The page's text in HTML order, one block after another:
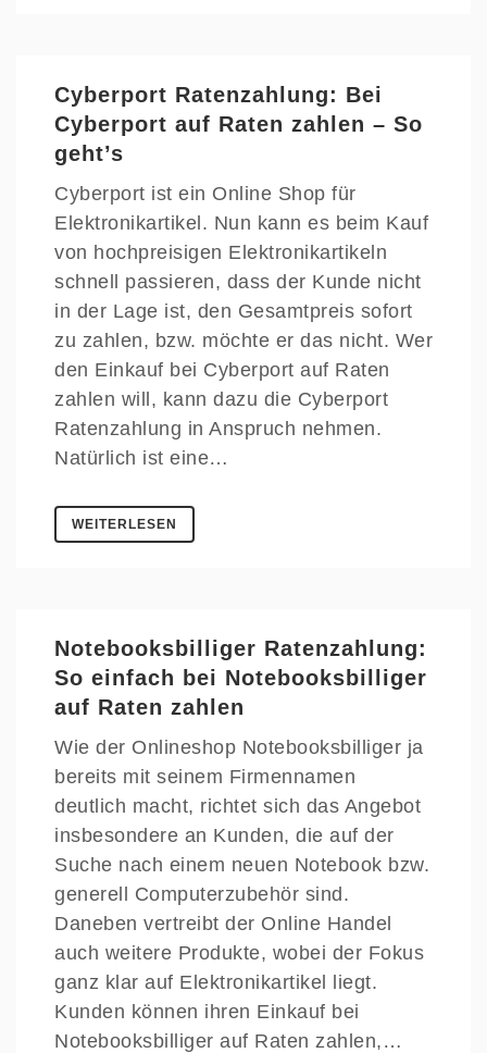
Cyberport Ratenzahlung: Bei
Cyberport auf Raten zahlen – So
geht’s
Cyberport ist ein Online Shop für
Elektronikartikel. Nun kann es beim Kauf
von hochpreisigen Elektronikartikeln
schnell passieren, dass der Kunde nicht
in der Lage ist, den Gesamtpreis sofort
zu zahlen, bzw. möchte er das nicht. Wer
den Einkauf bei Cyberport auf Raten
zahlen will, kann dazu die Cyberport
Ratenzahlung in Anspruch nehmen.
Natürlich ist eine…
WEITERLESEN
Notebooksbilliger Ratenzahlung:
So einfach bei Notebooksbilliger
auf Raten zahlen
Wie der Onlineshop Notebooksbilliger ja
bereits mit seinem Firmennamen
deutlich macht, richtet sich das Angebot
insbesondere an Kunden, die auf der
Suche nach einem neuen Notebook bzw.
generell Computerzubehör sind.
Daneben vertreibt der Online Handel
auch weitere Produkte, wobei der Fokus
ganz klar auf Elektronikartikel liegt.
Kunden können ihren Einkauf bei
Notebooksbilliger auf Raten zahlen,…